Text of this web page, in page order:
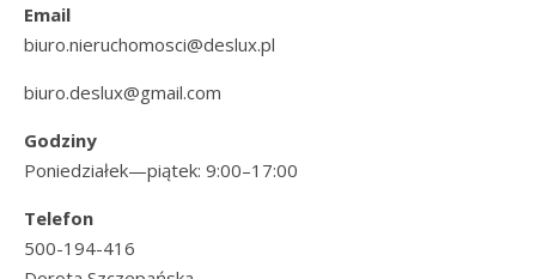
Email
biuro.nieruchomosci@deslux.pl
biuro.deslux@gmail.com
Godziny
Poniedziałek—piątek: 9:00–17:00
Telefon
500-194-416